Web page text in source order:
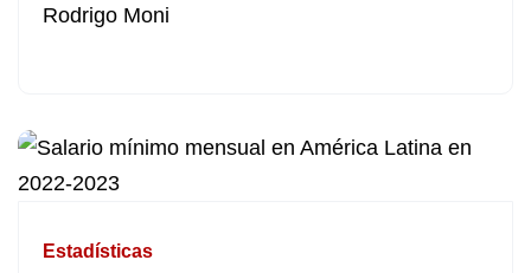
Rodrigo Moni
Estadísticas